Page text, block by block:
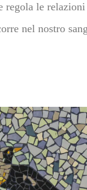
regola le
nel nostro